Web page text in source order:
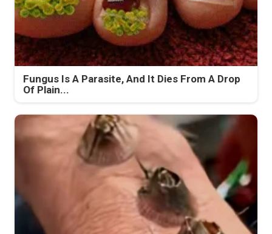
Fungus Is A Parasite, And It Dies From A Drop
Of Plain...